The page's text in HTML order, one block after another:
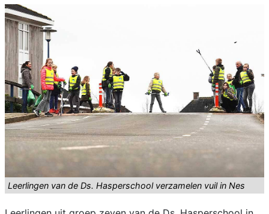
Leerlingen van de Ds. Hasperschool verzamelen vuil in Nes